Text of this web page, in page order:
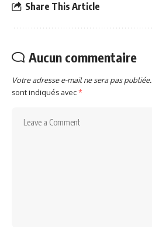
Share This Article
Aucun commentaire
Votre adresse e-mail ne sera pas publiée.
sont indiqués avec*